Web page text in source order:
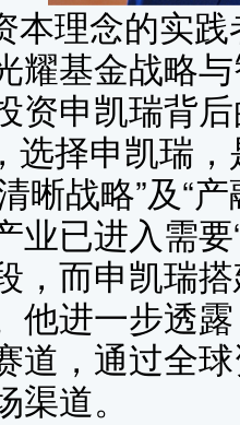
本理念的实
耀基金战略
资申凯瑞背
选择申凯瑞
晰战略”及“
业已进入需
，而申凯瑞
他进一步透
道，通过全
道。